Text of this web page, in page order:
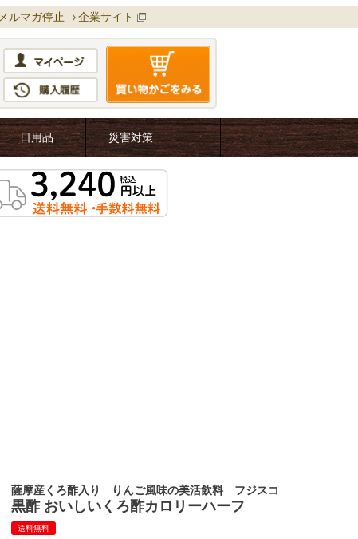
メルマガ停止 企業サイト
日用品 災害対策
薩摩産くろ酢入り りんご風味の美活飲料 フジスコ
黒酢 おいしいくろ酢カロリーハーフ
送料無料